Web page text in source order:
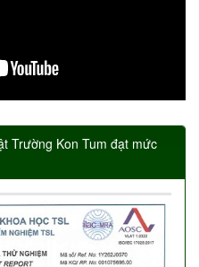
Trường Kon Tum đạt mức